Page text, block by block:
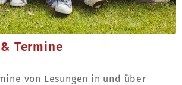
Termine
von Lesungen in und über